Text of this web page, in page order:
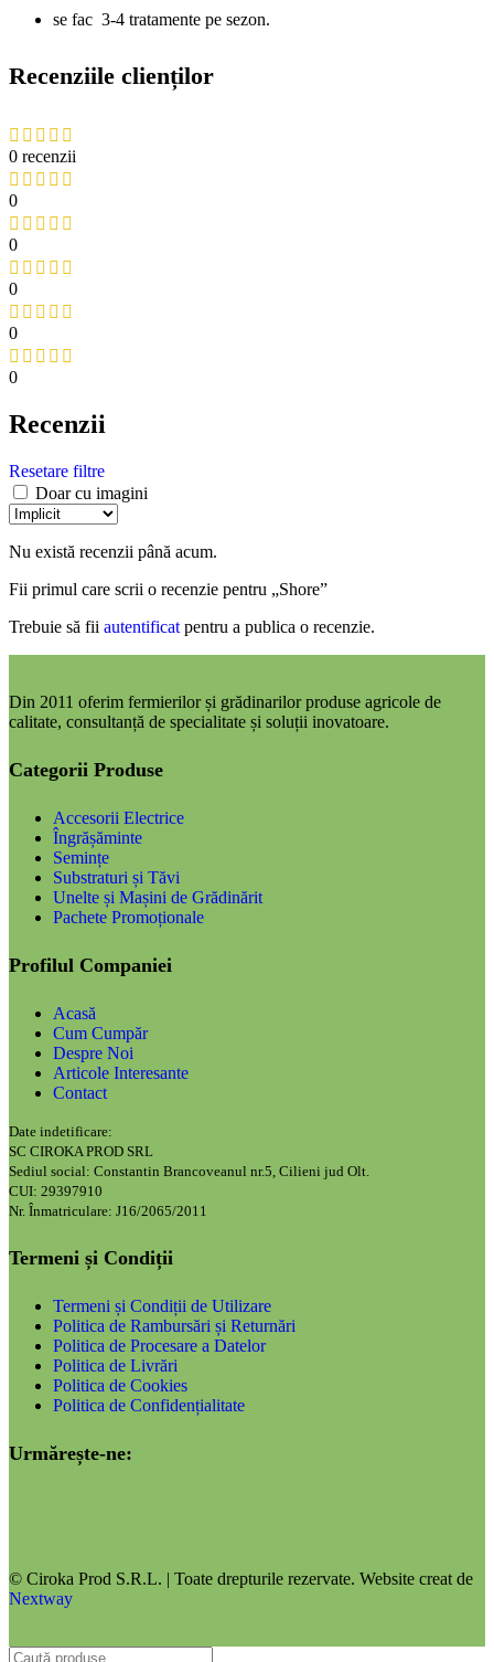
se fac 3-4 tratamente pe sezon.
Recenziile clienților
0 recenzii
0
0
0
0
0
Recenzii
Resetare filtre
Doar cu imagini
Nu există recenzii până acum.
Fii primul care scrii o recenzie pentru „Shore”
Trebuie să fii autentificat pentru a publica o recenzie.
Din 2011 oferim fermierilor și grădinarilor produse agricole de
calitate, consultanță de specialitate și soluții inovatoare.
Categorii Produse
Accesorii Electrice
Îngrășăminte
Semințe
Substraturi și Tăvi
Unelte și Mașini de Grădinărit
Pachete Promoționale
Profilul Companiei
Acasă
Cum Cumpăr
Despre Noi
Articole Interesante
Contact
Date indetificare:
SC CIROKA PROD SRL
Sediul social: Constantin Brancoveanul nr.5, Cilieni jud Olt.
CUI: 29397910
Nr. Înmatriculare: J16/2065/2011
Termeni și Condiții
Termeni și Condiții de Utilizare
Politica de Rambursări și Returnări
Politica de Procesare a Datelor
Politica de Livrări
Politica de Cookies
Politica de Confidențialitate
Urmărește-ne:
© Ciroka Prod S.R.L. | Toate drepturile rezervate. Website creat de
Nextway